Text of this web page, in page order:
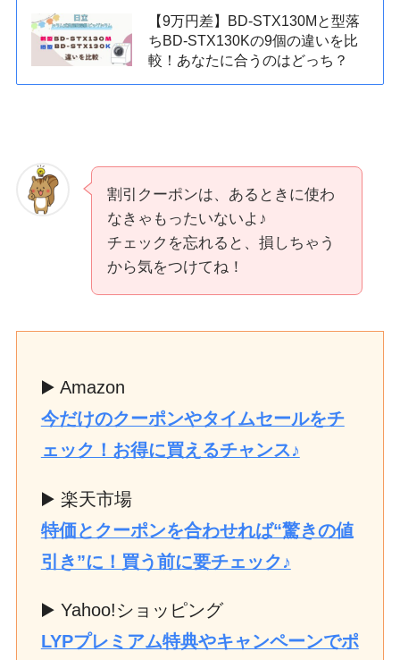
【9万円差】BD-STX130Mと型落
ちBD-STX130Kの9個の違いを比
較！あなたに合うのはどっち？
割引クーポンは、あるときに使わ
なきゃもったいないよ♪
チェックを忘れると、損しちゃう
から気をつけてね！
▶️ Amazon
今だけのクーポンやタイムセールをチ
ェック！お得に買えるチャンス♪
▶️ 楽天市場
特価とクーポンを合わせれば“驚きの値
引き”に！買う前に要チェック♪
▶️ Yahoo!ショッピング
LYPプレミアム特典やキャンペーンでポ